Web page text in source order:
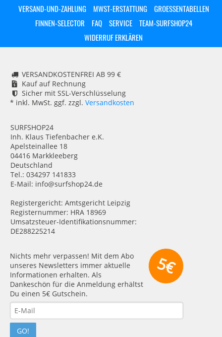
VERSAND-UND-ZAHLUNG
MWST-ERSTATTUNG
GROESSENTABELLEN
FINNEN-SELECTOR
FAQ SERVICE
TEAM-SURFSHOP24
WIDERRUF ERKLÄREN
VERSANDKOSTENFREI AB 99 €
Kauf auf Rechnung
Sicher mit SSL-Verschlüsselung
* inkl. MwSt. ggf. zzgl. Versandkosten
SURFSHOP24
Inh. Klaus Tiefenbacher e.K.
Apelsteinallee 18
04416 Markkleeberg
Deutschland
Tel.: 034297 141833
E-Mail: info@surfshop24.de
Registergericht: Amtsgericht Leipzig
Registernummer: HRA 18969
Umsatzsteuer-Identifikationsnummer:
DE288225214
5€
Nichts mehr verpassen! Mit dem Abo
unseres Newsletters immer aktuelle
Informationen erhalten. Als
Dankeschön für die Anmeldung erhältst
Du einen 5€ Gutschein.
GO!